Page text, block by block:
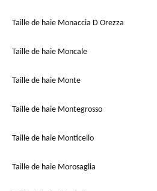
Taille de haie Monaccia D Orezza
Taille de haie Moncale
Taille de haie Monte
Taille de haie Montegrosso
Taille de haie Monticello
Taille de haie Morosaglia